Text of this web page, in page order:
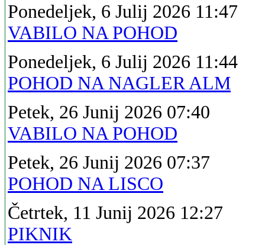
Ponedeljek, 6 Julij 2026 11:47
VABILO NA POHOD
Ponedeljek, 6 Julij 2026 11:44
POHOD NA NAGLER ALM
Petek, 26 Junij 2026 07:40
VABILO NA POHOD
Petek, 26 Junij 2026 07:37
POHOD NA LISCO
Četrtek, 11 Junij 2026 12:27
PIKNIK